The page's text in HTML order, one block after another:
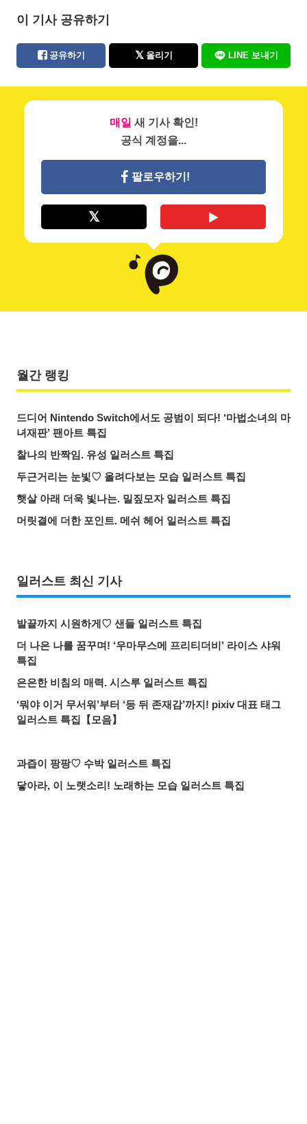
이 기사 공유하기
공유하기 올리기 LINE 보내기
매일 새 기사 확인!
공식 계정을...
팔로우하기!
월간 랭킹
드디어 Nintendo Switch에서도 공범이 되다! ‘마법소녀의 마
녀재판’ 팬아트 특집
찰나의 반짝임. 유성 일러스트 특집
두근거리는 눈빛♡ 올려다보는 모습 일러스트 특집
햇살 아래 더욱 빛나는. 밀짚모자 일러스트 특집
머릿결에 더한 포인트. 메쉬 헤어 일러스트 특집
일러스트 최신 기사
발끝까지 시원하게♡ 샌들 일러스트 특집
더 나은 나를 꿈꾸며! ‘우마무스메 프리티더비’ 라이스 샤워
특집
은은한 비침의 매력. 시스루 일러스트 특집
‘뭐야 이거 무서워’부터 ‘등 뒤 존재감’까지! pixiv 대표 태그
일러스트 특집【모음】
과즙이 팡팡♡ 수박 일러스트 특집
닿아라, 이 노랫소리! 노래하는 모습 일러스트 특집